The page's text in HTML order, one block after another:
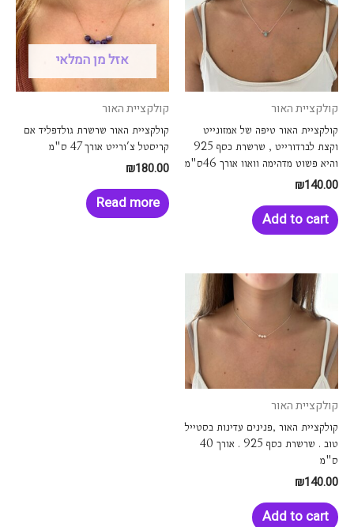
קולקציית האור
קולקציית האור טיפה של אמזונייט
וקצת לברדורייט , שרשרת כסף 925
והיא פשוט מדהימה וואוו אורך 46ס"מ
₪140.00
Add to cart
אזל מן המלאי
קולקציית האור
קולקציית האור שרשרת גולדפליד אם
קריסטל צ'ורייט אורך 47 ס"מ
₪180.00
Read more
קולקציית האור
קולקציית האור ,פנינים עדינות בסטייל
טוב . שרשרת כסף 925 . אורך 40
ס"מ
₪140.00
Add to cart